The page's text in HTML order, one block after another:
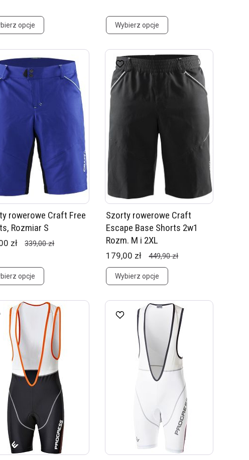
opcje Wybierz opcje
rowerowe Craft Free
Rozmiar S
zł 339,00 zł
opcje
Szorty rowerowe Craft
Escape Base Shorts 2w1
Rozm. M i 2XL
179,00 zł 449,90 zł
Wybierz opcje